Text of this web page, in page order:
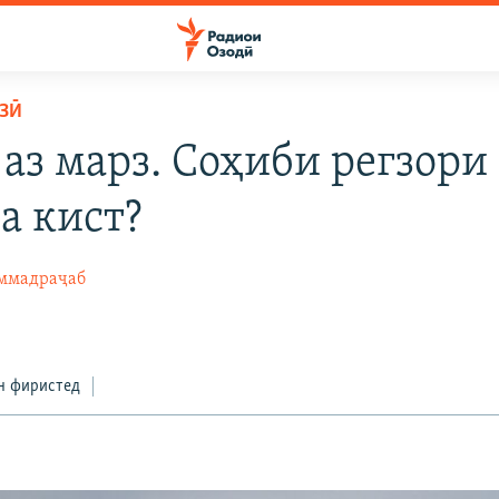
марз. Соҳиби регзори
кист?
фиристед